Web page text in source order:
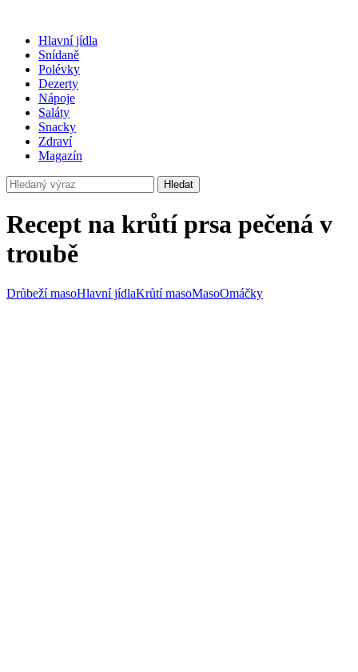
Hlavní jídla
Snídaně
Polévky
Dezerty
Nápoje
Saláty
Snacky
Zdraví
Magazín
Hledat
Recept na krůtí prsa pečená v
troubě
Drůbeží masoHlavní jídlaKrůtí masoMasoOmáčky